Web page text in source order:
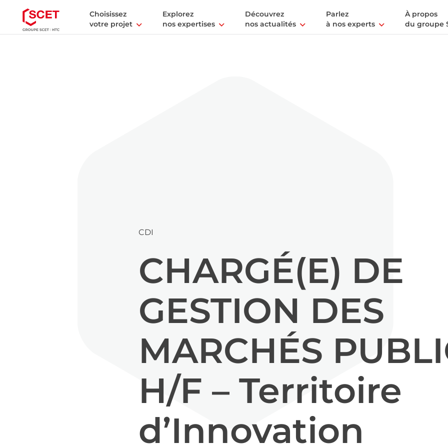
Choisissez
votre projet
Explorez
nos expertises
Découvrez
nos actualités
Parlez
à nos experts
À propos
du groupe
CDI
CHARGÉ(E) DE
GESTION DES
MARCHÉS
H/F – Territoire
d’Innovation